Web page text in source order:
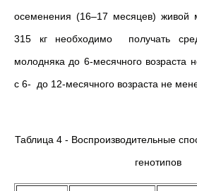
осеменения (16–17 месяцев)
315 кг необходимо получать
молодняка до 6-месячного возраста
с 6- до 12-месячного возраста не
Таблица 4 - Воспроизводительные
генотипов